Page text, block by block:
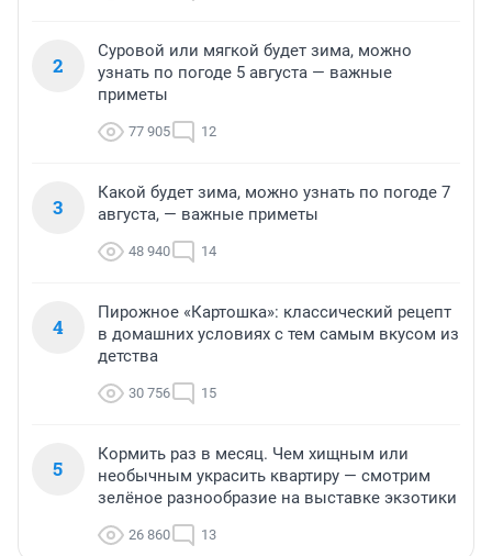
2
Суровой или мягкой будет зима, можно
узнать по погоде 5 августа — важные
приметы
77 905 12
3
Какой будет зима, можно узнать по погоде 7
августа, — важные приметы
48 940 14
4
Пирожное «Картошка»: классический рецепт
в домашних условиях с тем самым вкусом из
детства
30 756 15
5
Кормить раз в месяц. Чем хищным или
необычным украсить квартиру — смотрим
зелёное разнообразие на выставке экзотики
26 860 13